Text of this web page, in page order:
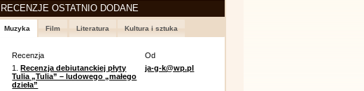
RECENZJE OSTATNIO DODANE
Muzyka Film Literatura Kultura i sztuka
Recenzja
Od
1.Recenzja debiutanckiej płyty
Tulia „Tulia” – ludowego „małego
dzieła”
ja-g-k@wp.pl